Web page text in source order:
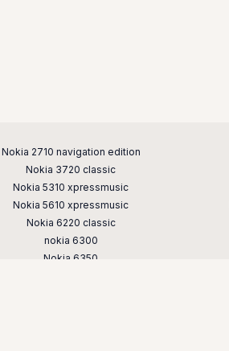
Nokia 2710 navigation edition
Nokia 3720 classic
Nokia 5310 xpressmusic
Nokia 5610 xpressmusic
Nokia 6220 classic
nokia 6300
Nokia 6350